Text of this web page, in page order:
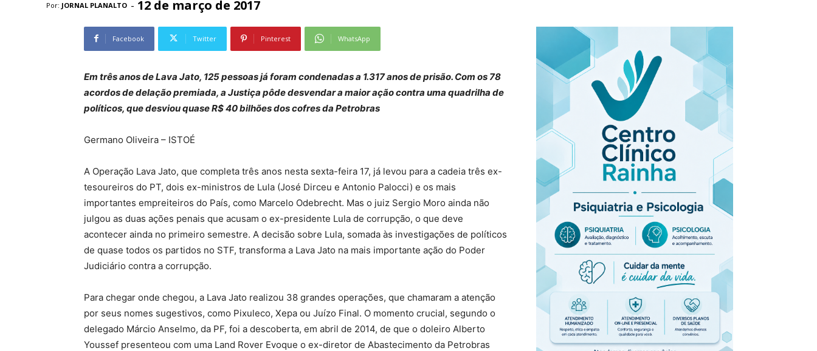
Por: JORNAL PLANALTO - 12 de março de 2017
Facebook Twitter Pinterest WhatsApp
Em três anos de Lava Jato, 125 pessoas já foram condenadas a 1.317 anos de prisão. Com os 78
acordos de delação premiada, a Justiça pôde desvendar a maior ação contra uma quadrilha de
políticos, que desviou quase R$ 40 bilhões dos cofres da Petrobras
Germano Oliveira – ISTOÉ
A Operação Lava Jato, que completa três anos nesta sexta-feira 17, já levou para a cadeia três ex-
tesoureiros do PT, dois ex-ministros de Lula (José Dirceu e Antonio Palocci) e os mais
importantes empreiteiros do País, como Marcelo Odebrecht. Mas o juiz Sergio Moro ainda não
julgou as duas ações penais que acusam o ex-presidente Lula de corrupção, o que deve
acontecer ainda no primeiro semestre. A decisão sobre Lula, somada às investigações de políticos
de quase todos os partidos no STF, transforma a Lava Jato na mais importante ação do Poder
Judiciário contra a corrupção.
Para chegar onde chegou, a Lava Jato realizou 38 grandes operações, que chamaram a atenção
por seus nomes sugestivos, como Pixuleco, Xepa ou Juízo Final. O momento crucial, segundo o
delegado Márcio Anselmo, da PF, foi a descoberta, em abril de 2014, de que o doleiro Alberto
Youssef presenteou com uma Land Rover Evoque o ex-diretor de Abastecimento da Petrobras